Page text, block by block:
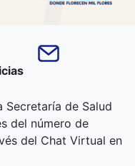
de Salud
del número de
del Chat Virtual en